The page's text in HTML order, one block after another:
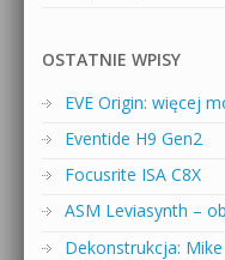
OSTATNIE WPISY
EVE Origin: więcej
Eventide H9 Gen2
Focusrite ISA C8X
ASM Leviasynth –
Dekonstrukcja: